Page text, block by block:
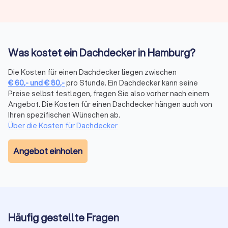
DieDachdeckerarbeitensind vielfältig: Von der kleinen
Firmen in Hamburg alle Leistungen an. Dachdeckerbetriebe
können sowohl bei Altbauten als auch bei Neubauten tätig
werden – regional in Ihrer direkten Umgebung oder
überregional für größere Projekte.
Materialien für Bedachung und Dachreparatur
Je nach Dachtyp, zum Beispiel Flachdach, Schrägdach oder
spezielle Formen, kommen verschiedene Materialien zum
Was kostet ein Dachdecker in Hamburg?
Die Kosten für einen Dachdecker liegen zwischen
€60,-und€80,-pro Stunde. Ein Dachdecker kann seine
Preise selbst festlegen, fragen Sie also vorher nach einem
Angebot. Die Kosten für einen Dachdecker hängen auch von
Ihren spezifischen Wünschen ab.
Über die Kosten für Dachdecker
Angebot einholen
Häufig gestellte Fragen